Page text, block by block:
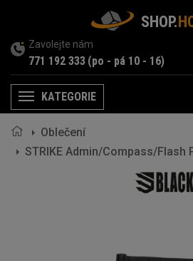
SHOP.
Zavolejte nám
771 192 333 (po - pá 10 - 16)
MenuKATEGORIE
Oblečení
STRIKE Admin/Compass/Flash